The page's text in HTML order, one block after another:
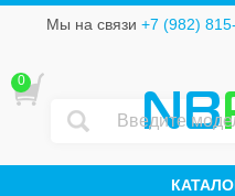
Мы на связи +7 (982)
NB
0